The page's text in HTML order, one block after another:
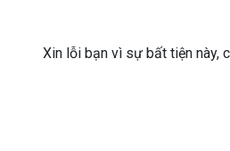
Xin lỗi bạn vì sự bất tiện này,